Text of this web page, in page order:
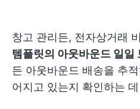
창고 관리든, 전자상거래
템플릿의 아웃바운드 일일
든 아웃바운드 배송을 추
어지고 있는지 확인하는